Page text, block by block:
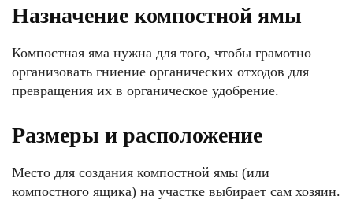
Назначение компостной ямы
Компостная яма нужна для того, чтобы грамотно
организовать гниение органических отходов для
превращения их в органическое удобрение.
Размеры и расположение
Место для создания компостной ямы (или
компостного ящика) на участке выбирает сам хозяин.